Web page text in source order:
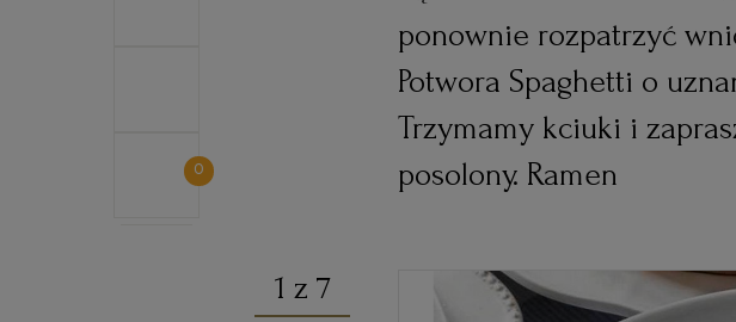
ponownie rozpatrzyć
Potwora Spaghetti o
Trzymamy kciuki i
posolony. Ramen
1 z 7
0